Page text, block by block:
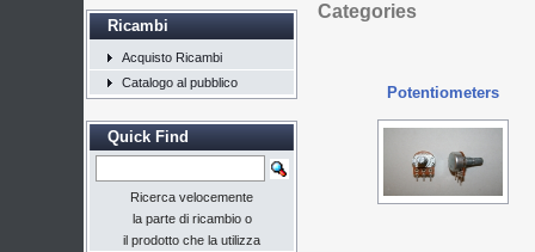
Ricambi
Acquisto Ricambi
Catalogo al pubblico
Quick Find
Ricerca velocemente
la parte di ricambio o
il prodotto che la utilizza
Categories
Potentiometers